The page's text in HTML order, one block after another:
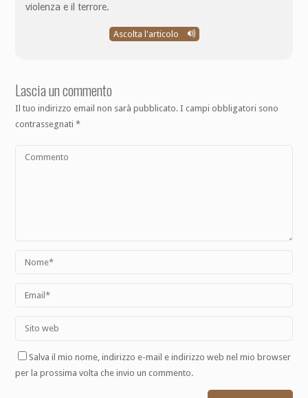
violenza e il terrore.
Ascolta l'articolo
Lascia un commento
Il tuo indirizzo email non sarà pubblicato. I campi obbligatori sono
contrassegnati*
Salva il mio nome, indirizzo e-mail e indirizzo web nel mio browser
per la prossima volta che invio un commento.